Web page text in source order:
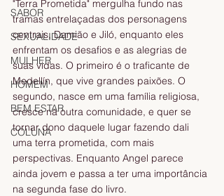
SABOR
SEXUALIDADE
MULHER
HOMEM
BEM ESTAR
COLUNA
"Terra Prometida" mergulha fundo nas
tramas entrelaçadas dos personagens
centrais, Damião e Jiló, enquanto eles
enfrentam os desafios e as alegrias de
suas vidas. O primeiro é o traficante de
Medellín, que vive grandes paixões. O
segundo, nasce em uma família religiosa,
cresce na outra comunidade, e quer se
tornar dono daquele lugar fazendo dali
uma terra prometida, com mais
perspectivas. Enquanto Angel parece
ainda jovem e passa a ter uma importância
na segunda fase do livro.